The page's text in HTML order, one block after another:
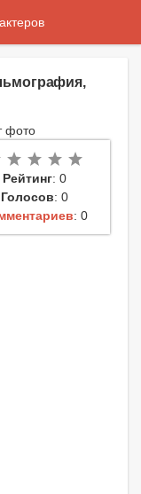
Рейтинг: 0
Голосов: 0
: 0